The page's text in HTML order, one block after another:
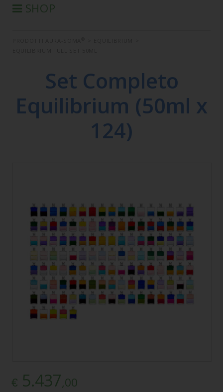
SHOP
SEMINARI IN DIFFERITA
CONDIZIONI DI VENDITA
Set Completo
Equilibrium (50ml x
124)
€ 5.437,00